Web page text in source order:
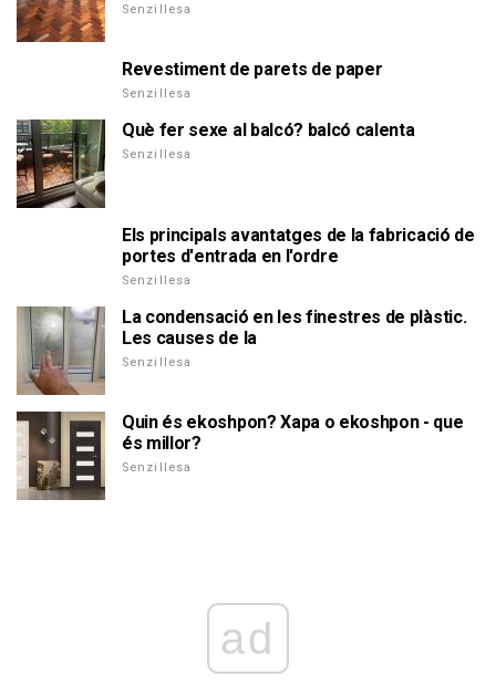
Senzillesa
Revestiment de parets de paper
Senzillesa
Què fer sexe al balcó? balcó calenta
Senzillesa
Els principals avantatges de la fabricació de
portes d'entrada en l'ordre
Senzillesa
La condensació en les finestres de plàstic.
Les causes de la
Senzillesa
Quin és ekoshpon? Xapa o ekoshpon - que
és millor?
Senzillesa
ad